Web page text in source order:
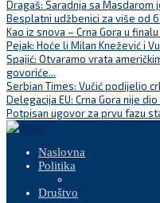
Dragaš: Saradnja sa Masdarom
Besplatni udžbenici za više od
Kao iz snova – Crna Gora u
Pejak: Hoće li Milan Knežević i
Spajić: Otvaramo vrata
govoriće...
Serbian Times: Vučić podijelio
Delegacija EU: Crna Gora nije
Potpisan ugovor za prvu fazu
Naslovna
Politika
Društvo